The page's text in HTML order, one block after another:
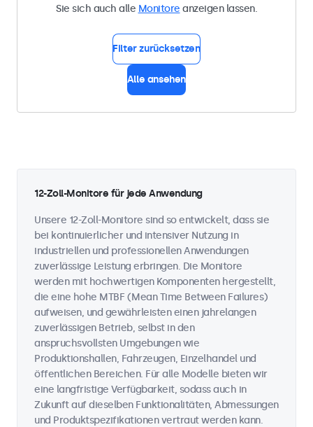
Sie sich auch alle Monitore anzeigen lassen.
Filter zurücksetzen
Alle ansehen
12-Zoll-Monitore für jede Anwendung
Unsere 12-Zoll-Monitore sind so entwickelt, dass sie
bei kontinuierlicher und intensiver Nutzung in
industriellen und professionellen Anwendungen
zuverlässige Leistung erbringen. Die Monitore
werden mit hochwertigen Komponenten hergestellt,
die eine hohe MTBF (Mean Time Between Failures)
aufweisen, und gewährleisten einen jahrelangen
zuverlässigen Betrieb, selbst in den
anspruchsvollsten Umgebungen wie
Produktionshallen, Fahrzeugen, Einzelhandel und
öffentlichen Bereichen. Für alle Modelle bieten wir
eine langfristige Verfügbarkeit, sodass auch in
Zukunft auf dieselben Funktionalitäten, Abmessungen
und Produktspezifikationen vertraut werden kann.